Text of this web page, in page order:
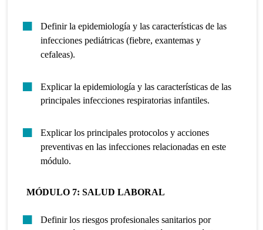
Definir la epidemiología y las características de las
infecciones pediátricas (fiebre, exantemas y
cefaleas).
Explicar la epidemiología y las características de las
principales infecciones respiratorias infantiles.
Explicar los principales protocolos y acciones
preventivas en las infecciones relacionadas en este
módulo.
MÓDULO 7: SALUD LABORAL
Definir los riesgos profesionales sanitarios por